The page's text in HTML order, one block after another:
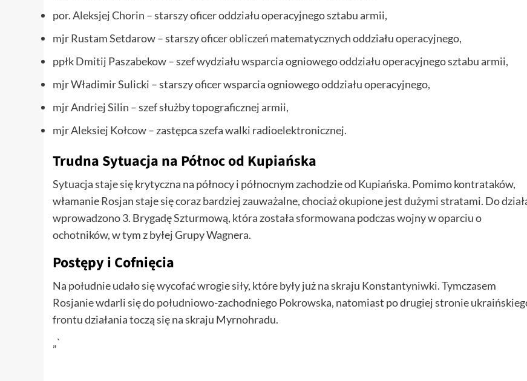
por. Aleksjej Chorin – starszy oficer oddziału operacyjnego sztabu armii,
mjr Rustam Setdarow – starszy oficer obliczeń matematycznych oddziału operacyjnego,
ppłk Dmitij Paszabekow – szef wydziału wsparcia ogniowego oddziału operacyjnego sztabu armii,
mjr Władimir Sulicki – starszy oficer wsparcia ogniowego oddziału operacyjnego,
mjr Andriej Silin – szef służby topograficznej armii,
mjr Aleksiej Kołcow – zastępca szefa walki radioelektronicznej.
Trudna Sytuacja na Północ od Kupiańska
Sytuacja staje się krytyczna na północy i północnym zachodzie od Kupiańska. Pomimo kontrataków,
włamanie Rosjan staje się coraz bardziej zauważalne, chociaż okupione jest dużymi stratami. Do
wprowadzono 3. Brygadę Szturmową, która została sformowana podczas wojny w oparciu o
ochotników, w tym z byłej Grupy Wagnera.
Postępy i Cofnięcia
Na południe udało się wycofać wrogie siły, które były już na skraju Konstantyniwki. Tymczasem
Rosjanie wdarli się do południowo-zachodniego Pokrowska, natomiast po drugiej stronie
frontu działania toczą się na skraju Myrnohradu.
„`